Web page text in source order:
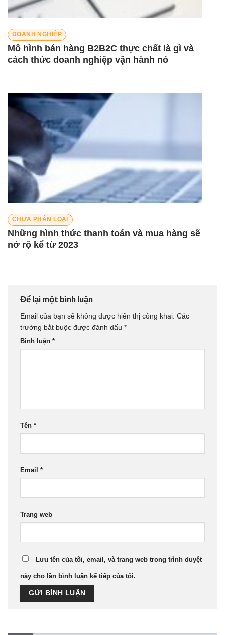
DOANH NGHIỆP
Mô hình bán hàng B2B2C thực chất là gì và
cách thức doanh nghiệp vận hành nó
CHƯA PHÂN LOẠI
Những hình thức thanh toán và mua hàng sẽ
nở rộ kể từ 2023
Để lại một bình luận
Email của bạn sẽ không được hiển thị công khai. Các
trường bắt buộc được đánh dấu *
Bình luận *
Tên *
Email *
Trang web
Lưu tên của tôi, email, và trang web trong trình duyệt
này cho lần bình luận kế tiếp của tôi.